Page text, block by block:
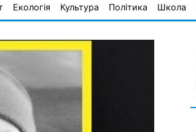
Екологія Культура Політика Школа